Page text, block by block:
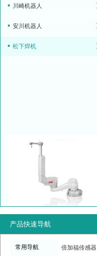
川崎机器人
安川机器人
松下焊机
产品快速导航
常用导航 倍加福传感器